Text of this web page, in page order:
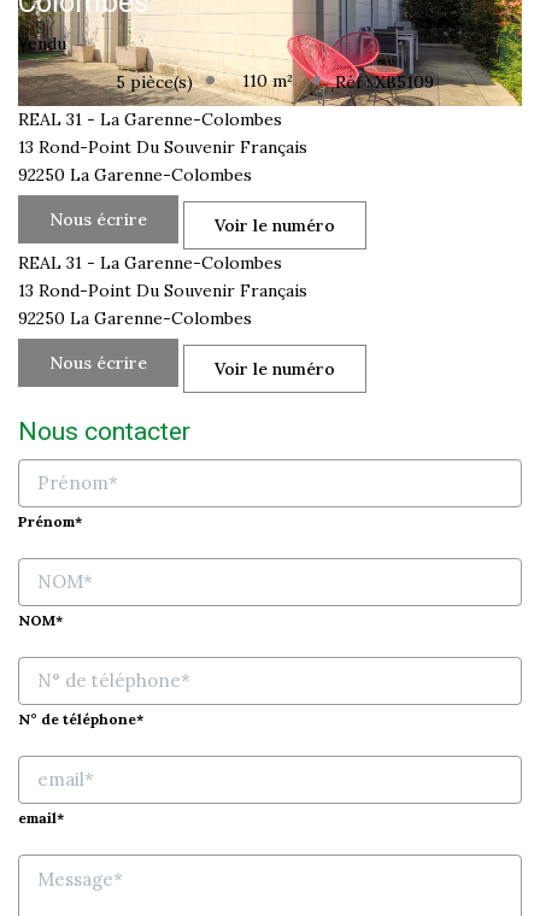
Vendu
5pièce(s) 110m² Réf :XB5109
REAL 31 - La Garenne-Colombes
13 Rond-Point Du Souvenir Français
92250 La Garenne-Colombes
Nous écrire
Voir le numéro
REAL 31 - La Garenne-Colombes
13 Rond-Point Du Souvenir Français
92250 La Garenne-Colombes
Nous écrire Voir le numéro
Nous contacter
Prénom*
NOM*
N° de téléphone*
email*